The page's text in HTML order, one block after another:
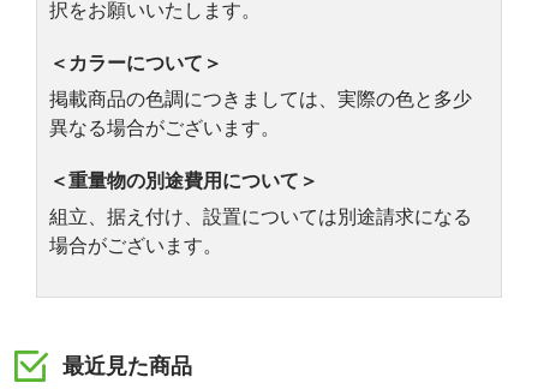
択をお願いいたします。
＜カラーについて＞
掲載商品の色調につきましては、実際の色と多少
異なる場合がございます。
＜重量物の別途費用について＞
組立、据え付け、設置については別途請求になる
場合がございます。
最近見た商品